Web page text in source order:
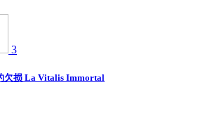
3
欠损 La Vitalis Immortal